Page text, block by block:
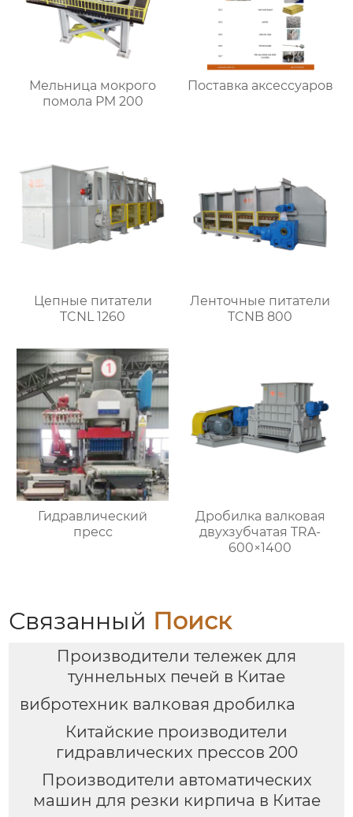
Мельница мокрого
помола PM 200
Поставка аксессуаров
Цепные питатели
TCNL 1260
Ленточные питатели
TCNB 800
Гидравлический
пресс
Дробилка валковая
двухзубчатая TRA-
600×1400
Связанный Поиск
Производители тележек для
туннельных печей в Китае
вибротехник валковая дробилка
Китайские производители
гидравлических прессов 200
Производители автоматических
машин для резки кирпича в Китае